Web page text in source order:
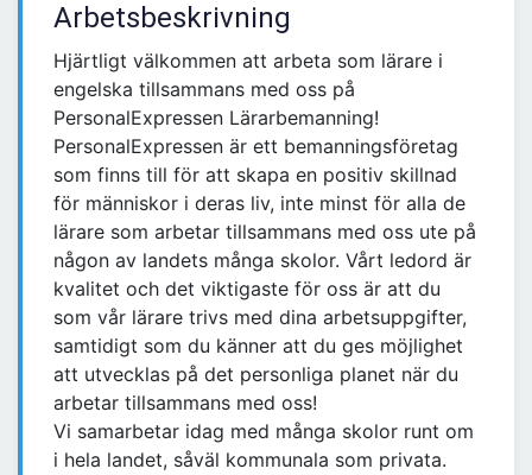
Arbetsbeskrivning
Hjärtligt välkommen att arbeta som lärare i
engelska tillsammans med oss på
PersonalExpressen Lärarbemanning!
PersonalExpressen är ett bemanningsföretag
som finns till för att skapa en positiv skillnad
för människor i deras liv, inte minst för alla de
lärare som arbetar tillsammans med oss ute på
någon av landets många skolor. Vårt ledord är
kvalitet och det viktigaste för oss är att du
som vår lärare trivs med dina arbetsuppgifter,
samtidigt som du känner att du ges möjlighet
att utvecklas på det personliga planet när du
arbetar tillsammans med oss!
Vi samarbetar idag med många skolor runt om
i hela landet, såväl kommunala som privata.